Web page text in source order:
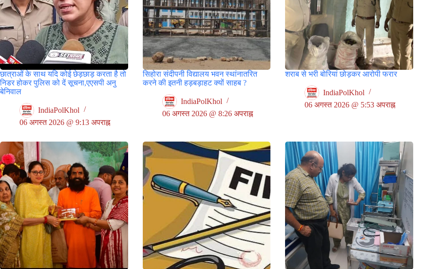
छात्राओं के साथ यदि कोई छेड़छाड़ करता है तो
निडर होकर पुलिस को दें सूचना,एएसपी अनु
बेनिवाल
IndiaPolKhol
06 अगस्त 2026 @ 9:13 अपराह्न
सिहोरा संदीपनी विद्यालय भवन स्थांनातरित
करने की इतनी हड़बड़ाहट क्यों साहब ?
IndiaPolKhol
06 अगस्त 2026 @ 8:26 अपराह्न
शराब से भरी बोरियां छोड़कर आरोपी फरार
IndiaPolKhol
06 अगस्त 2026 @ 5:53 अपराह्न